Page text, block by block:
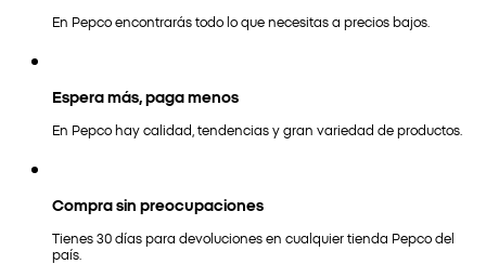
En Pepco encontrarás todo lo que necesitas a precios bajos.
Espera más, paga menos
En Pepco hay calidad, tendencias y gran variedad de productos.
Compra sin preocupaciones
Tienes 30 días para devoluciones en cualquier tienda Pepco del
país.